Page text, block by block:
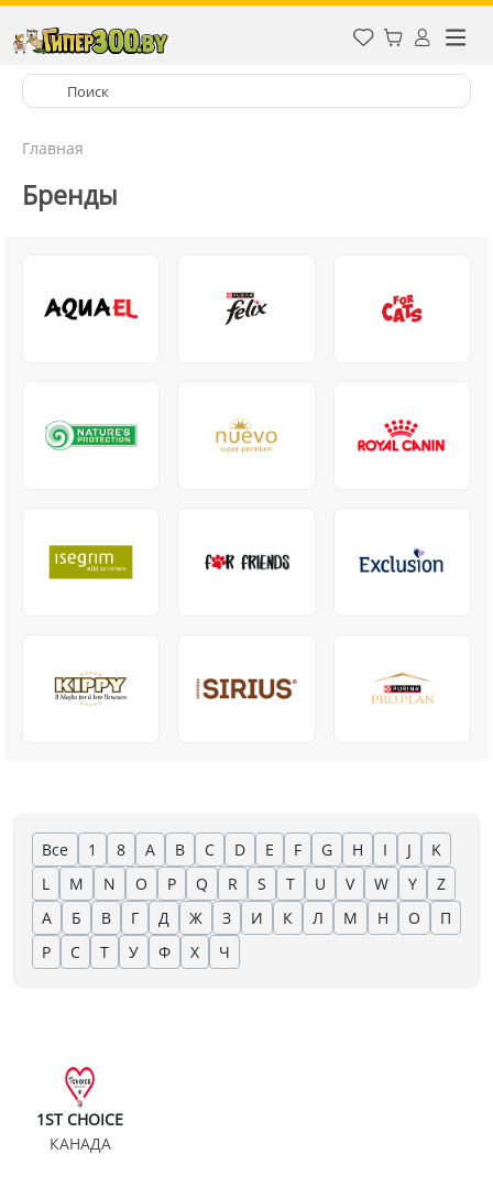
Главная
Бренды
Все 1 8 A B C D E F G H I J
K
L
M N O P Q R S T U V W Y
Z
А
Б В Г Д Ж З И К Л М Н О
П
Р
С Т У Ф Х Ч
1ST CHOICE
КАНАДА